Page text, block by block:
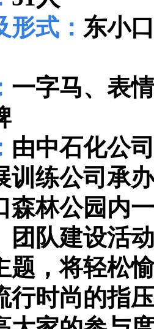
式： 东小
一字马、表
由中石化公
训练公司承
森林公园内
团队建设活
题，将轻松
行时尚的指